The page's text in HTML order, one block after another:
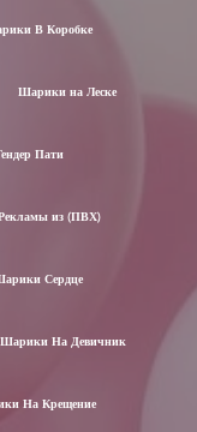
В Коробке
Шарики на Леске
Пати
из (ПВХ)
Сердце
Шарики На Девичник
На Крещение